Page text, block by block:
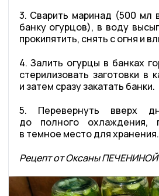
3. Сварить маринад (500 мл
банку огурцов), в воду
прокипятить, снять с огня и
4. Залить огурцы в банках
стерилизовать заготовки в
и затем сразу закатать банки.
5. Перевернуть вверх
до полного охлаждения,
в темное место для хранения.
Рецепт от Оксаны ПЕЧЕНИНОЙ